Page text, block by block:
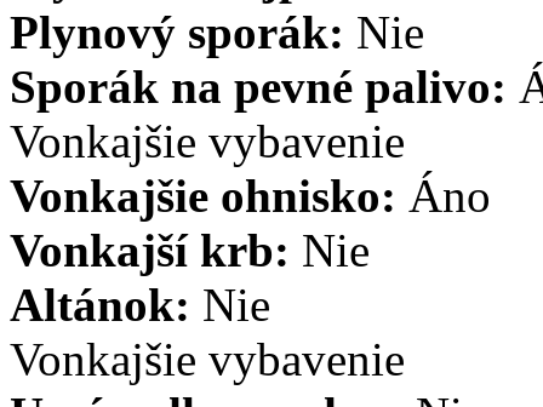
Plynový sporák: Nie
Sporák na pevné palivo:
Vonkajšie vybavenie
Vonkajšie ohnisko: Áno
Vonkajší krb: Nie
Altánok: Nie
Vonkajšie vybavenie